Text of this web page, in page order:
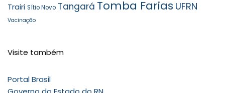
Trairi Sítio Novo Tangará Tomba Farias UFRN
Vacinação
Visite também
Portal Brasil